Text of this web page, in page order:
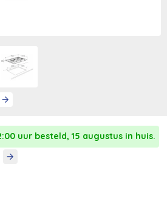
uur besteld, 15 augustus in huis.